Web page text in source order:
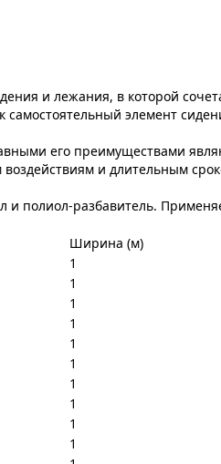
и лежания, в которой
элемент
его преимуществами
и длительным
полиол-разбавитель.
Ширина (м)
1
1
1
1
1
1
1
1
1
1